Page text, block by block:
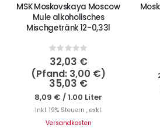
MSK Moskovskaya Moscow
Mule alkoholisches
Mischgetränk 12-0,33l
Rating:
0%
32,03 €
3,00 €
35,03 €
8,09 € /1.00 Liter
Inkl. 19% Steuern , exkl.
Versandkosten